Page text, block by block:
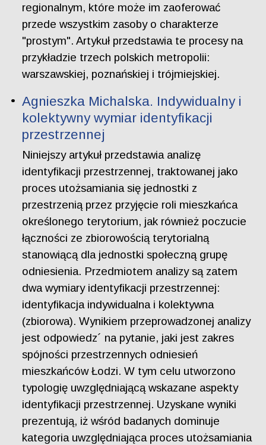
regionalnym, które może im zaoferować
przede wszystkim zasoby o charakterze
"prostym". Artykuł przedstawia te procesy na
przykładzie trzech polskich metropolii:
warszawskiej, poznańskiej i trójmiejskiej.
Agnieszka Michalska. Indywidualny i
kolektywny wymiar identyfikacji
przestrzennej
Niniejszy artykuł przedstawia analizę
identyfikacji przestrzennej, traktowanej jako
proces utożsamiania się jednostki z
przestrzenią przez przyjęcie roli mieszkańca
określonego terytorium, jak również poczucie
łączności ze zbiorowością terytorialną
stanowiącą dla jednostki społeczną grupę
odniesienia. Przedmiotem analizy są zatem
dwa wymiary identyfikacji przestrzennej:
identyfikacja indywidualna i kolektywna
(zbiorowa). Wynikiem przeprowadzonej analizy
jest odpowiedz´ na pytanie, jaki jest zakres
spójności przestrzennych odniesień
mieszkańców Łodzi. W tym celu utworzono
typologię uwzględniającą wskazane aspekty
identyfikacji przestrzennej. Uzyskane wyniki
prezentują, iż wśród badanych dominuje
kategoria uwzględniająca proces utożsamiania